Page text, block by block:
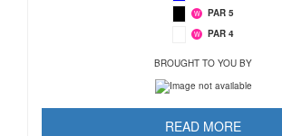
W PAR 5
W PAR 4
BROUGHT TO YOU BY
READ MORE